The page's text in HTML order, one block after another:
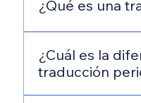
¿Qué es una
realizada por un
por una autoridad
¿Cuál es la
traducción